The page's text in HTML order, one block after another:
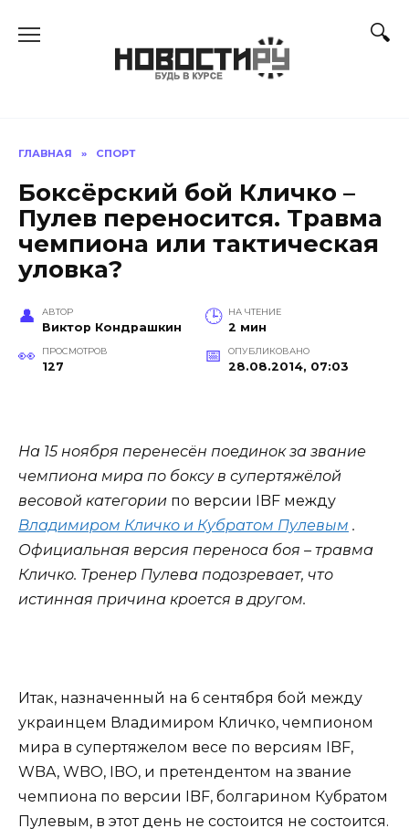
ГЛАВНАЯ » СПОРТ
Боксёрский бой Кличко –
Пулев переносится. Травма
чемпиона или тактическая
уловка?
АВТОР
Виктор Кондрашкин
НА ЧТЕНИЕ
2 мин
ПРОСМОТРОВ
127
ОПУБЛИКОВАНО
28.08.2014, 07:03
На 15 ноября перенесён поединок за звание
чемпиона мира по боксу в супертяжёлой
весовой категории по версии IBF между
Владимиром Кличко и Кубратом Пулевым .
Официальная версия переноса боя – травма
Кличко. Тренер Пулева подозревает, что
истинная причина кроется в другом.
Итак, назначенный на 6 сентября бой между
украинцем Владимиром Кличко, чемпионом
мира в супертяжелом весе по версиям IBF,
WBA, WBО, IBO, и претендентом на звание
чемпиона по версии IBF, болгарином Кубратом
Пулевым, в этот день не состоится не состоится.